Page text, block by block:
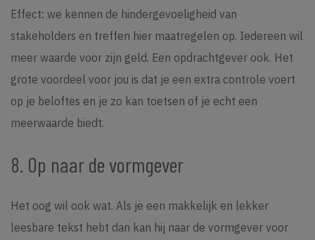
Effect: we kennen de hindergevoeligheid van
stakeholders en treffen hier maatregelen op. Iedereen wil
meer waarde voor zijn geld. Een opdrachtgever ook. Het
grote voordeel voor jou is dat je een extra controle voert
op je beloftes en je zo kan toetsen of je echt een
meerwaarde biedt.
8. Op naar de vormgever
Het oog wil ook wat. Als je een makkelijk en lekker
leesbare tekst hebt dan kan hij naar de vormgever voor